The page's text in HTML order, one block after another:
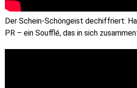
Der Schein-Schöngeist dechiffriert:
PR – ein Soufflé, das in sich